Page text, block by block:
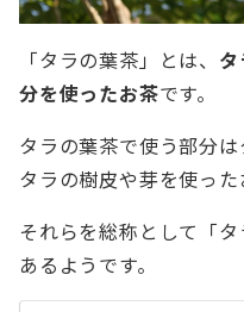
「タラの葉茶」とは、
分を使ったお茶です。
タラの葉茶で使う部分
タラの樹皮や芽を使った
それらを総称として「
あるようです。